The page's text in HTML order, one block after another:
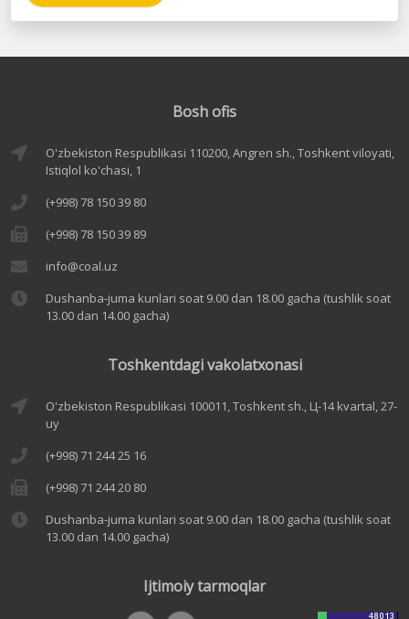
Bosh ofis
O'zbekiston Respublikasi 110200, Angren sh., Toshkent viloyati,
Istiqlol ko'chasi, 1
(+998) 78 150 39 80
(+998) 78 150 39 89
info@coal.uz
Dushanba-juma kunlari soat 9.00 dan 18.00 gacha (tushlik soat
13.00 dan 14.00 gacha)
Toshkentdagi vakolatxonasi
O'zbekiston Respublikasi 100011, Toshkent sh., Ц-14 kvartal, 27-
uy
(+998) 71 244 25 16
(+998) 71 244 20 80
Dushanba-juma kunlari soat 9.00 dan 18.00 gacha (tushlik soat
13.00 dan 14.00 gacha)
Ijtimoiy tarmoqlar